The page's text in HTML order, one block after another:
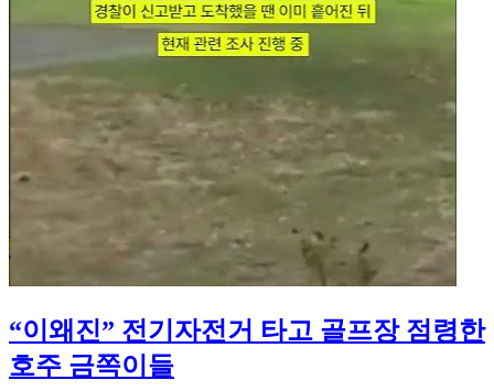
“이왜진” 전기자전거 타고 골프장 점령한
호주 금쪽이들